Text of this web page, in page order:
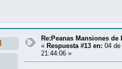
Re:Peanas Mansiones de
« Respuesta #13 en: 04
21:44:06 »